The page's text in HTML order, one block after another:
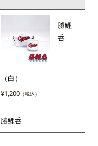
勝鯉
呑
（白）
¥1,200
勝鯉呑